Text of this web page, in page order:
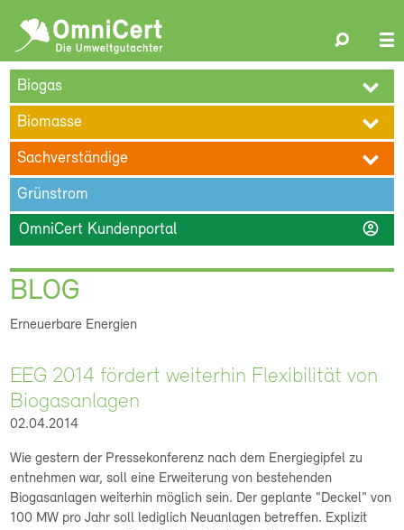
Search
ÜBER UNS BLOG TERMINE REFERENZEN
KARRIERE
KONTAKT
Biogas
Biomasse
Sachverständige
Grünstrom
OmniCert Kundenportal account_circle
BLOG
Erneuerbare Energien
EEG 2014 fördert weiterhin Flexibilität von
Biogasanlagen
02.04.2014
Wie gestern der Pressekonferenz nach dem Energiegipfel zu
entnehmen war, soll eine Erweiterung von bestehenden
Biogasanlagen weiterhin möglich sein. Der geplante "Deckel" von
100 MW pro Jahr soll lediglich Neuanlagen betreffen. Explizit